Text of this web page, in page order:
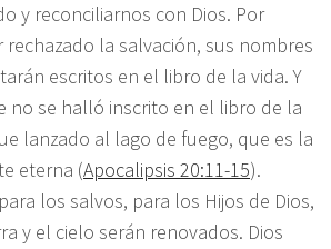
y reconciliarnos con Dios. Por
rechazado la salvación, sus nombres
escritos en el libro de la vida. Y
no se halló inscrito en el libro de la
lanzado al lago de fuego, que es la
eterna (Apocalipsis 20:11-15).
los salvos, para los Hijos de Dios,
y el cielo serán renovados. Dios